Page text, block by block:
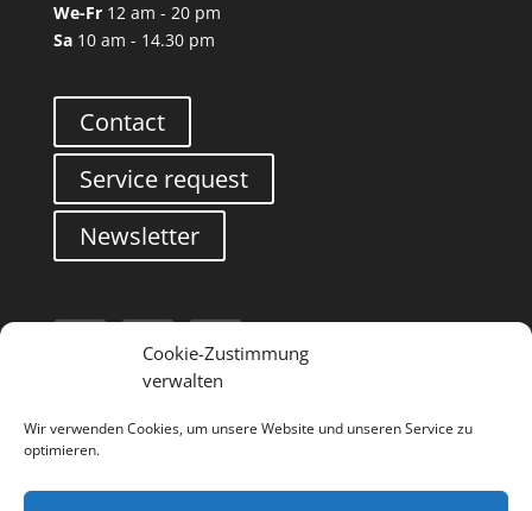
Cookie-Zustimmung
verwalten
Wir verwenden Cookies, um unsere Website und unseren Service zu
optimieren.
We-Fr12 am - 20 pm
Sa10 am - 14.30 pm
Contact
Service request
Newsletter
Search